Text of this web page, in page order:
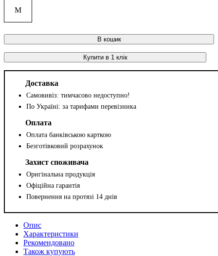
M
В кошик
Купити в 1 клік
Доставка
Самовивіз: тимчасово недоступно!
По Україні: за тарифами перевізника
Оплата
Оплата банківською карткою
Безготівковий розрахунок
Захист споживача
Оригінальна продукція
Офіційна гарантія
Повернення на протязі 14 днів
Опис
Характеристики
Рекомендовано
Також купують